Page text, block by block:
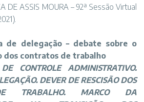
DE ASSIS MOURA – 92ª Sessão Virtual
de delegação– debate sobre o
dos contratos de trabalho
CONTROLE ADMINISTRATIVO.
DEVER DE RESCISÃO DOS
TRABALHO. MARCO DA